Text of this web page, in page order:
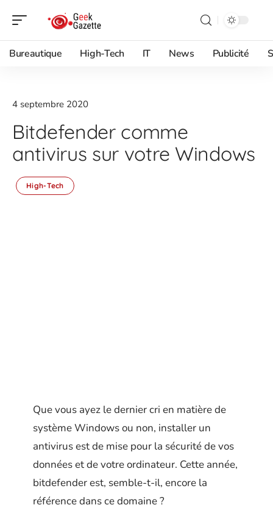
Bureautique High-Tech IT News Publicité
4 septembre 2020
Bitdefender comme
antivirus sur votre Windows
High-Tech
Que vous ayez le dernier cri en matière de
système Windows ou non, installer un
antivirus est de mise pour la sécurité de vos
données et de votre ordinateur. Cette année,
bitdefender est, semble-t-il, encore la
référence dans ce domaine ?